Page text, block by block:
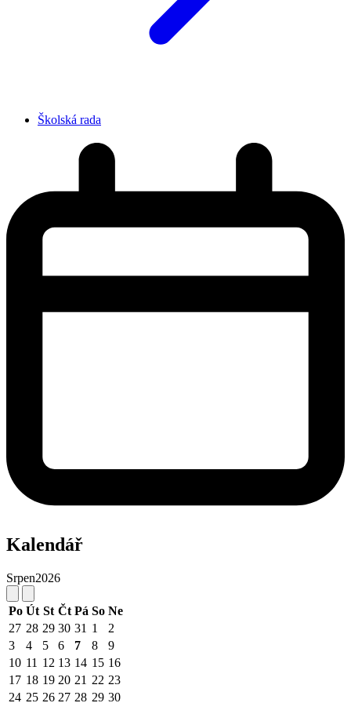
Školská rada
Kalendář
Srpen2026
Po Út St Čt Pá So Ne
27 28 29 30 31 1
2
3
4 5 6 7 8
9
10 11 12 13 14 15 16
17 18 19 20 21 22 23
24 25 26 27 28 29 30